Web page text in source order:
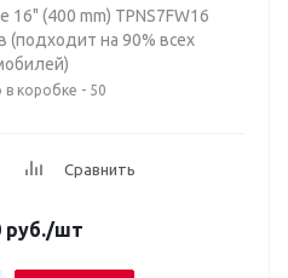
16" (400 mm) TPNS7FW16
на 90% всех
в коробке - 50
Сравнить
руб./шт